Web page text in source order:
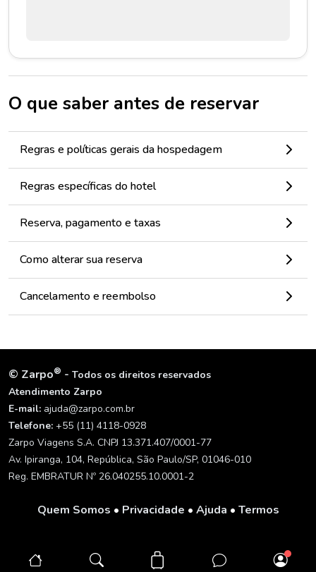
O que saber antes de reservar
Regras e políticas gerais da hospedagem
Regras específicas do hotel
Reserva, pagamento e taxas
Como alterar sua reserva
Cancelamento e reembolso
© Zarpo® - Todos os direitos reservados
Atendimento Zarpo
E-mail: ajuda@zarpo.com.br
Telefone: +55 (11) 4118-0928
Zarpo Viagens S.A. CNPJ 13.371.407/0001-77
Av. Ipiranga, 104, República, São Paulo/SP, 01046-010
Reg. EMBRATUR Nº 26.040255.10.0001-2
Quem Somos • Privacidade • Ajuda • Termos